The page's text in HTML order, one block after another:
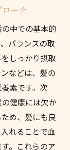
ーチ
中での基本的
バランスの取
しっかり摂取
などは、髪の
素です。次
健康には欠か
め、髪にも良
れることで血
。これらのア